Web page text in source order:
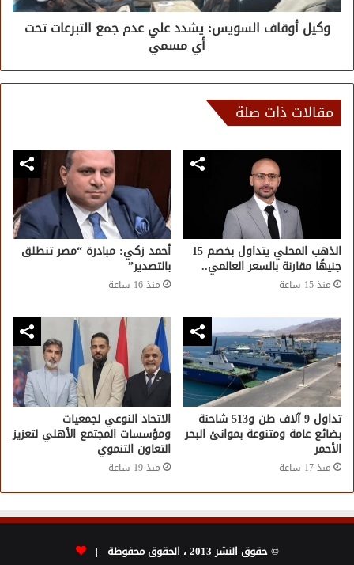
وكيل أوقاف السويس: يشدد علي عدم جمع التبرعات تحت
أي مسمي
مقالات ذات صلة
الذهب المحلي يتداول بخصم 15
جنيهًا مقارنة بالسعر العالمي..
منذ 15 ساعة
أحمد زكي: مبادرة “مصر تنطلق
بالتصدير”
منذ 16 ساعة
تداول 9 آلاف طن و513 شاحنة
بضائع عامة ومتنوعة بموانئ البحر
الأحمر
منذ 17 ساعة
الاتحاد النوعي لجمعيات
ومؤسسات المجتمع الأهلي لتعزيز
التعاون التنموي
منذ 19 ساعة
© حقوق النشر 2013 ، الحقوق محفوظة |